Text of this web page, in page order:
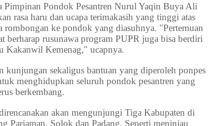
Pimpinan Pondok Pesantren Nurul Yaqin Buya Ali
rasa haru dan ucapa terimakasih yang tinggi atas
rombongan ke pondok yang diasuhnya. "Pertemuan
berharap rusunawa program PUPR juga bisa berdiri
Kakanwil Kemenag," ucapnya.
kunjungan sekaligus bantuan yang diperoleh ponpes
menghidupkan seluruh pondok pesantren yang
berkembang.
akan mengunjungi Tiga Kabupaten di
Pariaman, Solok dan Padang. Seperti meninjau